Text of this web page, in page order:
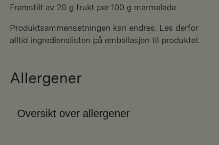
Fremstilt av 20 g frukt per 100 g marmelade.
Produktsammensetningen kan endres. Les derfor
alltid ingredienslisten på emballasjen til produktet.
Allergener
Oversikt over allergener